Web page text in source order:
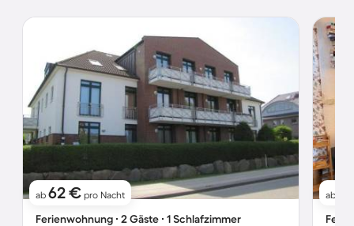
ab 62 € pro Nacht
Ferienwohnung ∙ 2 Gäste ∙ 1 Schlafzimmer
ab